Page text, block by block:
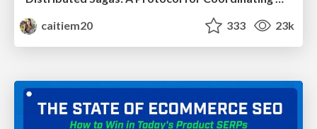
caitiem20
333 23k